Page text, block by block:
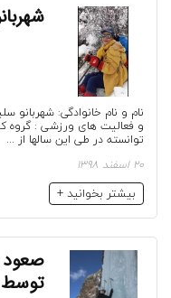
و فعالیت های ورزشی :
توانسته در طی این سالها از ...
20 اسفند 1398
بیشتر بخوانید +
توسط